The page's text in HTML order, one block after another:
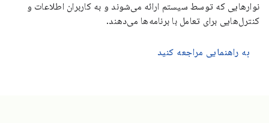
نوارهایی که توسط سیستم ارائه می‌شوند و به کاربران اطلاعات و
کنترل‌هایی برای تعامل با برنامه‌ها می‌دهند.
به راهنمایی مراجعه کنید